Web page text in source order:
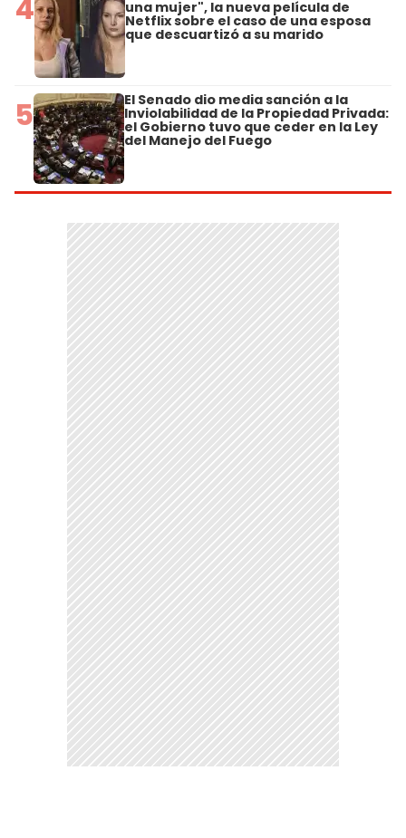
4 una mujer", la nueva película de
Netflix sobre el caso de una esposa
que descuartizó a su marido
5 El Senado dio media sanción a la
Inviolabilidad de la Propiedad Privada:
el Gobierno tuvo que ceder en la Ley
del Manejo del Fuego